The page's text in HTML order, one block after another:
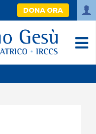
DONA ORA